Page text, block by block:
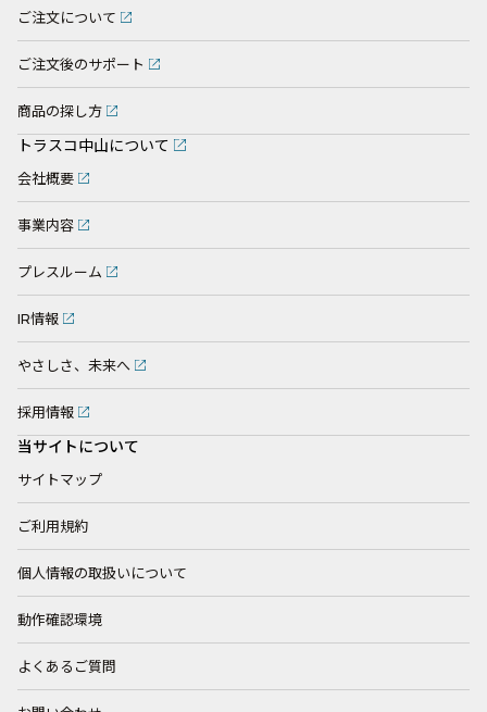
ご注文について
ご注文後のサポート
商品の探し方
トラスコ中山について
会社概要
事業内容
プレスルーム
IR情報
やさしさ、未来へ
採用情報
当サイトについて
サイトマップ
ご利用規約
個人情報の取扱いについて
動作確認環境
よくあるご質問